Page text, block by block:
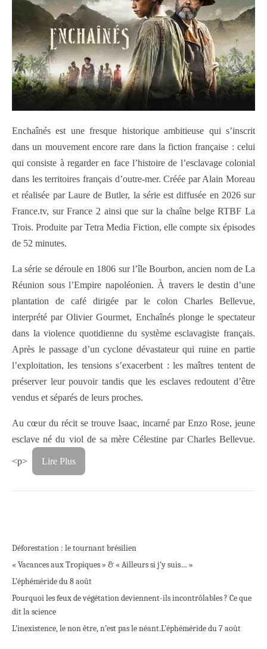
Enchaînés est une fresque historique ambitieuse qui s’inscrit
dans un mouvement encore rare dans la fiction française : celui
qui consiste à regarder en face l’histoire de l’esclavage colonial
dans les territoires français d’outre-mer. Créée parAlain Moreau
et réalisée par Laure de Butler, la série est diffusée en 2026 sur
France.tv, sur France 2 ainsi que sur la chaîne belge RTBF La
Trois. Produite par Tetra Media Fiction, elle compte six épisodes
de 52 minutes.
La série se déroule en 1806 sur l’île Bourbon, ancien nom de La
Réunion sous l’Empire napoléonien. À travers le destin d’une
plantation de café dirigée par le colon Charles Bellevue,
interprété parOlivier Gourmet, Enchaînés plonge le spectateur
dans la violence quotidienne du système esclavagiste français.
Après le passage d’un cyclone dévastateur qui ruine en partie
l’exploitation, les tensions s’exacerbent : les maîtres tentent de
préserver leur pouvoir tandis que les esclaves redoutent d’être
vendus et séparés de leurs proches.
Au cœur du récit se trouve Isaac, incarné par Enzo Rose, jeune
esclave né du viol de sa mère Célestine par Charles Bellevue.
<p> Lire Plus
Déforestation : le tournant brésilien
« Vacances aux Tropiques » & « Ailleurs si j’y suis… »
L’éphéméride du 8 août
Pourquoi les feux de végétation deviennent-ils incontrôlables ? Ce que
dit la science
L’inexistence, le non être, n’est pas le néant.L’éphéméride du 7 août